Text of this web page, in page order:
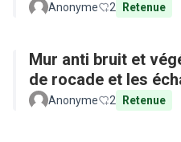
Anonyme 2 Retenue
Mur anti bruit et
de rocade et les
Anonyme 2 Retenue